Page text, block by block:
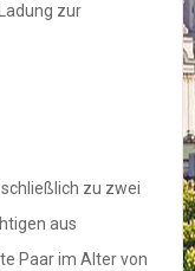
zur
zu zwei
aus
Paar im Alter von